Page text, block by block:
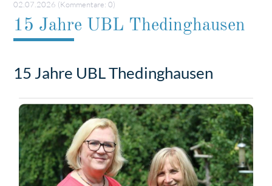
02.07.2026 (Kommentare: 0)
15 Jahre UBL Thedinghausen
15 Jahre UBL Thedinghausen